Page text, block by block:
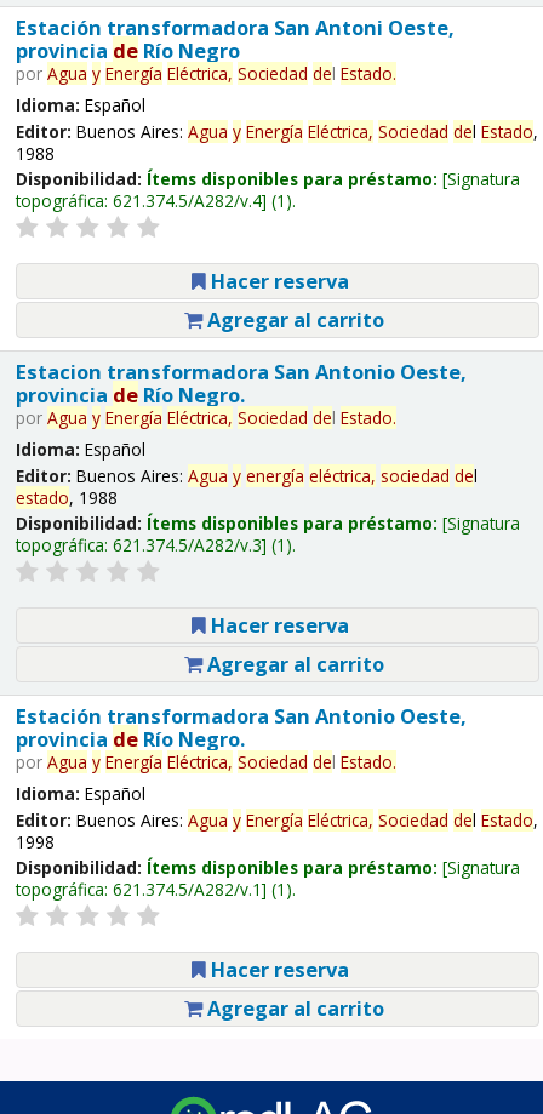
Estación transformadora San Antoni Oeste,
provincia deRío Negro
por Agua y Energía Eléctrica, Sociedad del Estado.
Idioma: Español
Editor: Buenos Aires: Agua y Energía Eléctrica, Sociedad del Estado,
1988
Disponibilidad: Ítems disponibles para préstamo: Signatura
topográfica: 621.374.5/A282/v.4 (1).
Hacer reserva
Agregar al carrito
Estacion transformadora San Antonio Oeste,
provincia deRío Negro.
por Agua y Energía Eléctrica, Sociedad del Estado.
Idioma: Español
Editor: Buenos Aires: Agua y energía eléctrica, sociedad del
estado, 1988
Disponibilidad: Ítems disponibles para préstamo: Signatura
topográfica: 621.374.5/A282/v.3 (1).
Hacer reserva
Agregar al carrito
Estación transformadora San Antonio Oeste,
provincia deRío Negro.
por Agua y Energía Eléctrica, Sociedad del Estado.
Idioma: Español
Editor: Buenos Aires: Agua y Energía Eléctrica, Sociedad del Estado,
1998
Disponibilidad: Ítems disponibles para préstamo: Signatura
topográfica: 621.374.5/A282/v.1 (1).
Hacer reserva
Agregar al carrito